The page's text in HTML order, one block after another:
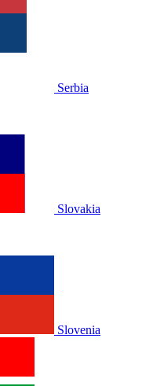
Serbia
Slovakia
Slovenia